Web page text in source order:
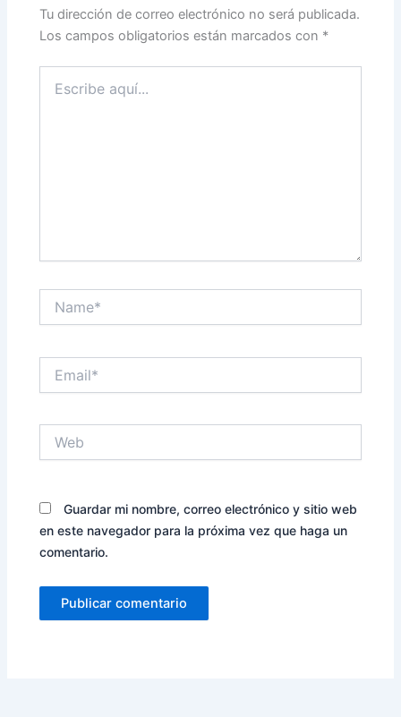
Tu dirección de correo electrónico no será publicada.
Los campos obligatorios están marcados con *
aquí...
Guardar mi nombre, correo electrónico y sitio web
en este navegador para la próxima vez que haga un
comentario.